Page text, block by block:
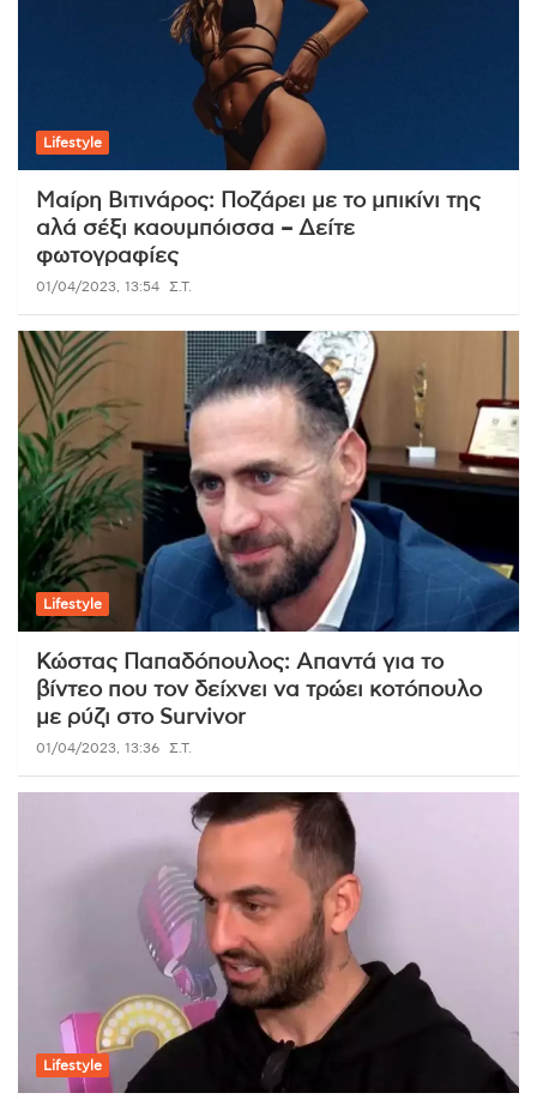
Lifestyle
Μαίρη Βιτινάρος: Ποζάρει με το μπικίνι της
αλά σέξι καουμπόισσα – Δείτε
φωτογραφίες
01/04/2023, 13:54 Σ.Τ.
Lifestyle
Κώστας Παπαδόπουλος: Απαντά για το
βίντεο που τον δείχνει να τρώει κοτόπουλο
με ρύζι στο Survivor
01/04/2023, 13:36 Σ.Τ.
Lifestyle